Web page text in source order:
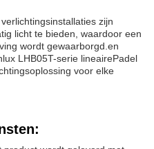
verlichtingsinstallaties zijn
licht te bieden, waardoor een
wordt gewaarborgd.en
LHB05T-serie lineairePadel
voor elke